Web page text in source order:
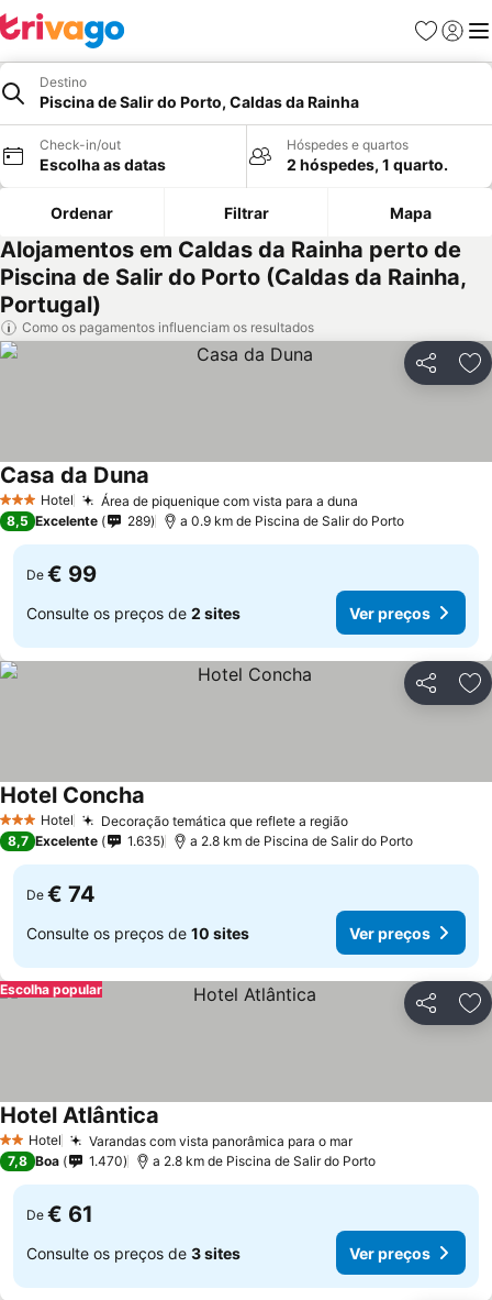
Favoritos
Iniciar
Destino
Piscina de Salir do Porto, Caldas da Rainha
Check-in/out
Escolha as datas
Hóspedes e quartos
2 hóspedes, 1 quarto.
Ordenar Filtrar Mapa
Alojamentos em Caldas da Rainha perto de
Piscina de Salir do Porto (Caldas da Rainha,
Portugal)
Como os pagamentos influenciam os resultados
Partilhar
3 EstrelasHotel Área de piquenique com vista para a duna
Casa da Duna
8,5 Excelente 289 a 0.9 km de Piscina de Salir do Porto
De € 99
Consulte os preços de 2 sites Ver preços
Partilhar
3 EstrelasHotel Decoração temática que reflete a região
Hotel Concha
8,7 Excelente 1.635 a 2.8 km de Piscina de Salir do Porto
De € 74
Consulte os preços de 10 sites Ver preços
Partilhar
Escolha popular
2 Estrelas
Hotel Varandas com vista panorâmica para o mar
Hotel Atlântica
7,8 Boa 1.470 a 2.8 km de Piscina de Salir do Porto
De € 61
Consulte os preços de 3 sites Ver preços